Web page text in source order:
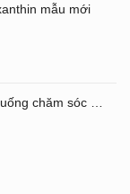
mẫu mới
Atomy W Inner Balance - Viên uống chăm sóc âm đạo và đường ruột Atomy Hàn Quốc